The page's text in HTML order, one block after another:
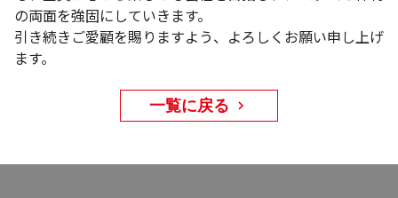
の両面を強固にしていきます。
引き続きご愛顧を賜りますよう、よろしくお願い申し上げ
ます。
一覧に戻る